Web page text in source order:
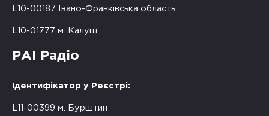
L10-00187 Івано-Франківська область
L10-01777 м. Калуш
РАІ Радіо
Ідентифікатор у Реєстрі:
L11-00399 м. Бурштин